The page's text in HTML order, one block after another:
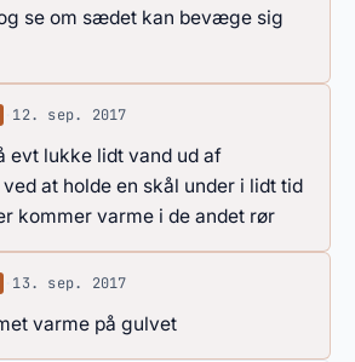
se om sædet kan bevæge sig
12. sep. 2017
evt lukke lidt vand ud af
at holde en skål under i lidt tid
kommer varme i de andet rør
13. sep. 2017
varme på gulvet